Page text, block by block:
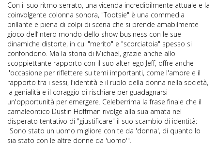
Con il suo ritmo serrato, una vicenda incredibilmente attuale e la
coinvolgente colonna sonora, "Tootsie" è una commedia
brillante e piena di colpi di scena che si prende amabilmente
gioco dell’intero mondo dello show business con le sue
dinamiche distorte, in cui "merito" e "scorciatoia" spesso si
confondono. Ma la storia di Michael, grazie anche allo
scoppiettante rapporto con il suo alter-ego Jeff, offre anche
l'occasione per riflettere su temi importanti, come l'amore e il
rapporto tra i sessi, l'identità e il ruolo della donna nella società,
la genialità e il coraggio di rischiare per guadagnarsi
un'opportunità per emergere. Celeberrima la frase finale che il
camaleontico Dustin Hoffman rivolge alla sua amata nel
disperato tentativo di "giustificare" il suo scambio di identità:
"Sono stato un uomo migliore con te da 'donna', di quanto lo
sia stato con le altre donne da 'uomo'".